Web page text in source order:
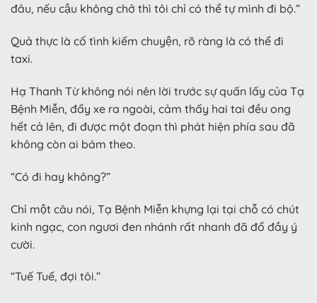
đâu, nếu cậu không chở thì tôi chỉ có thể tự mình đi bộ.”
Quả thực là cố tình kiếm chuyện, rõ ràng là có thể đi
taxi.
Hạ Thanh Từ không nói nên lời trước sự quấn lấy của Tạ
Bệnh Miễn, đẩy xe ra ngoài, cảm thấy hai tai đều ong
hết cả lên, đi được một đoạn thì phát hiện phía sau đã
không còn ai bám theo.
“Có đi hay không?”
Chỉ một câu nói, Tạ Bệnh Miễn khựng lại tại chỗ có chút
kinh ngạc, con ngươi đen nhánh rất nhanh đã đổ đầy ý
cười.
“Tuế Tuế, đợi tôi.”